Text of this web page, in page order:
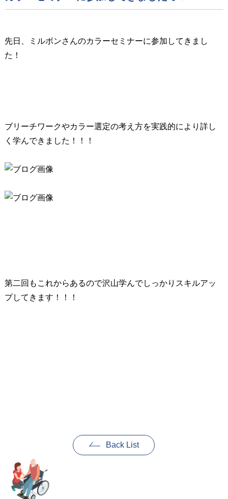
先日、ミルボンさんのカラーセミナーに参加してきまし
た！
ブリーチワークやカラー選定の考え方を実践的により詳し
く学んできました！！！
第二回もこれからあるので沢山学んでしっかりスキルアッ
プしてきます！！！
Back List